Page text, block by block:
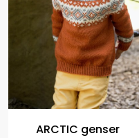
ARCTIC genser